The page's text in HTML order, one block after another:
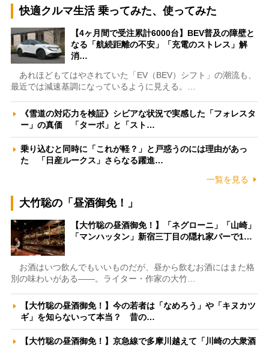
快適クルマ生活 乗ってみた、使ってみた
【4ヶ月間で受注累計6000台】BEV普及の障壁と
なる「航続距離の不安」「充電のストレス」解
消…
あれほどもてはやされていた「EV（BEV）シフト」の潮流も、
最近では減速基調になっているように見える。…
《雪道の対応力を検証》シビアな状況で実感した「フォレスタ
ー」の真価 「ターボ」と「スト…
乗り込むと同時に「これが軽？」と戸惑うのには理由があっ
た 「日産ルークス」さらなる躍進…
一覧を見る
大竹聡の「昼酒御免！」
【大竹聡の昼酒御免！】「ネグローニ」「山崎」
「マンハッタン」新宿三丁目の隠れ家バーで1…
お酒はいつ飲んでもいいものだが、昼から飲むお酒にはまた格
別の味わいがある――。ライター・作家の大竹…
【大竹聡の昼酒御免！】今の若者は「なめろう」や「キヌカツ
ギ」を知らないって本当？ 昔の…
【大竹聡の昼酒御免！】京急線で多摩川越えて「川崎の大衆酒